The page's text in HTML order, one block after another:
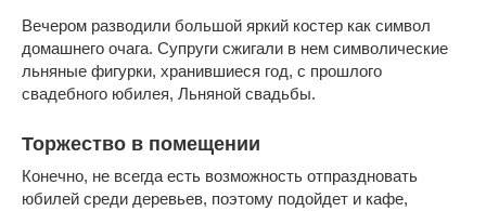
Вечером разводили большой яркий костер как символ
домашнего очага. Супруги сжигали в нем символические
льняные фигурки, хранившиеся год, с прошлого
свадебного юбилея, Льняной свадьбы.
Торжество в помещении
Конечно, не всегда есть возможность отпраздновать
юбилей среди деревьев, поэтому подойдет и кафе,